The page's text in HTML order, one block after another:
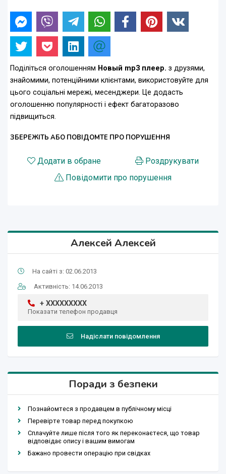
Поділіться оголошенням Новый mp3 плеер. з друзями,
знайомими, потенційними клієнтами, використовуйте для
цього соціальні мережі, месенджери. Це додасть
оголошенню популярності і ефект багаторазово
підвищиться.
ЗБЕРЕЖІТЬ АБО ПОВІДОМТЕ ПРО ПОРУШЕННЯ
Додати в обране
Роздрукувати
Повідомити про порушення
Алексей Алексей
На сайті з: 02.06.2013
Активність: 14.06.2013
+ XXXXXXXXX
Показати телефон продавця
Надіслати повідомлення
Поради з безпеки
Познайомтеся з продавцем в публічному місці
Перевірте товар перед покупкою
Сплачуйте лише після того як переконаєтеся, що товар
відповідає опису і вашим вимогам
Бажано провести операцію при свідках